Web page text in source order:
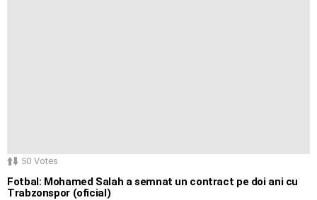
50 Votes
Fotbal: Mohamed Salah a semnat un contract pe doi ani cu
Trabzonspor (oficial)